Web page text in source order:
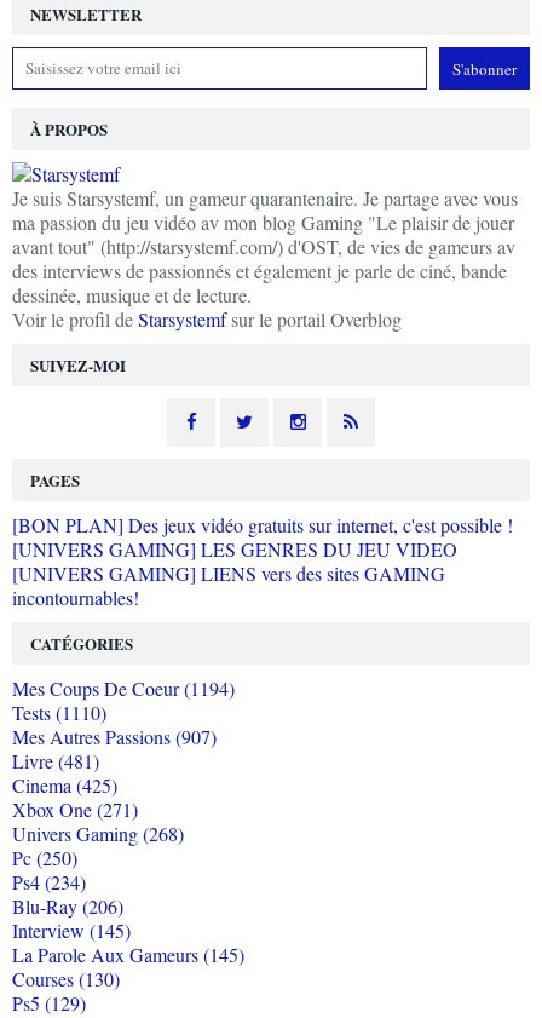
NEWSLETTER
SUIVEZ-MOI
À PROPOS
Je suis Starsystemf, un gameur quarantenaire. Je partage avec vous
ma passion du jeu vidéo av mon blog Gaming "Le plaisir de jouer
avant tout" (http://starsystemf.com/) d'OST, de vies de gameurs av
des interviews de passionnés et également je parle de ciné, bande
dessinée, musique et de lecture.
Voir le profil deStarsystemfsur le portail Overblog
PAGES
[BON PLAN] Des jeux vidéo gratuits sur internet, c'est possible !
[UNIVERS GAMING] LES GENRES DU JEU VIDEO
[UNIVERS GAMING] LIENS vers des sites GAMING
incontournables!
CATÉGORIES
Mes Coups De Coeur (1194)
Tests (1110)
Mes Autres Passions (907)
Livre (481)
Cinema (425)
Xbox One (271)
Univers Gaming (268)
Pc (250)
Ps4 (234)
Blu-Ray (206)
Interview (145)
La Parole Aux Gameurs (145)
Courses (130)
Ps5 (129)